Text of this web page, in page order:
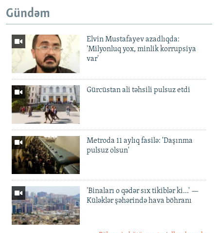
Gündəm
Elvin Mustafayev azadlıqda:
'Milyonluq yox, minlik korrupsiya
var'
Gürcüstan ali təhsili pulsuz etdi
Metroda 11 aylıq fasilə: 'Daşınma
pulsuz olsun'
'Binaları o qədər sıx tikiblər ki...' —
Küləklər şəhərində hava böhranı